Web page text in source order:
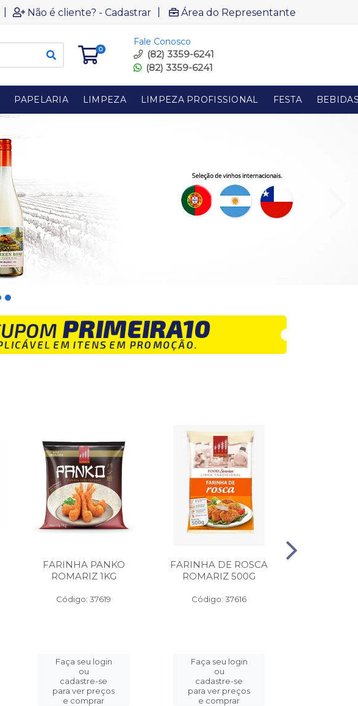
Não é cliente? - Cadastrar Área do Representante
0
Fale Conosco
(82) 3359-6241
(82) 3359-6241
PAPELARIA LIMPEZA LIMPEZA PROFISSIONAL FESTA
FARINHA PANKO
ROMARIZ 1KG
Código: 37619
Faça seu login
ou
cadastre-se
para ver preços
e comprar
FARINHA DE ROSCA
ROMARIZ 500G
Código: 37616
Faça seu login
ou
cadastre-se
para ver preços
e comprar